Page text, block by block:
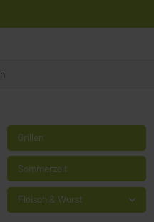
Grillen
Sommerzeit
Fleisch & Wurst